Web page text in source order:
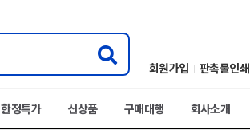
회원가입 판촉물인쇄
한정특가 신상품 구매대행 회사소개